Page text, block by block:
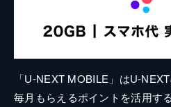
「U-NEXT MOBILE」はU-
毎月もらえるポイントを活用す